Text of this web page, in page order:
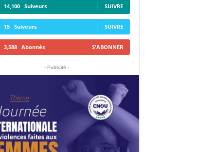
14,100 Suiveurs SUIVRE
15 Suiveurs SUIVRE
3,588 Abonnés S'ABONNER
- Publicité -